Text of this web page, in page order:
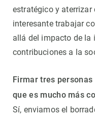
estratégico y aterrizar
interesante trabajar
allá del impacto de la
contribuciones a la
Firmar tres
que es mucho más
Sí, enviamos el